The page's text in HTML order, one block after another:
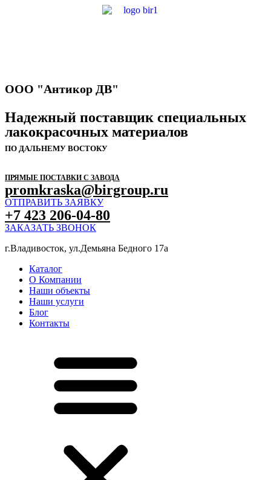
ООО "Антикор ДВ"
Надежный поставщик специальных
лакокрасочных материалов
ПО ДАЛЬНЕМУ ВОСТОКУ
ПРЯМЫЕ ПОСТАВКИ С ЗАВОДА
promkraska@birgroup.ru
ОТПРАВИТЬ ЗАЯВКУ
+7 423 206-04-80
ЗАКАЗАТЬ ЗВОНОК
г.Владивосток, ул.Демьяна Бедного 17а
Каталог
О Компании
Наши объекты
Наши услуги
Блог
Контакты